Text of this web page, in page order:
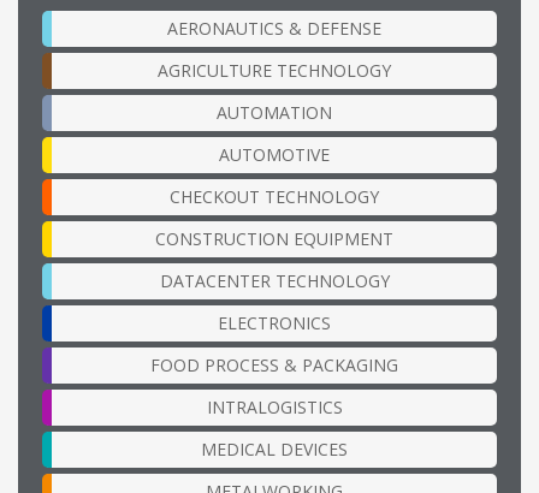
AERONAUTICS & DEFENSE
AGRICULTURE TECHNOLOGY
AUTOMATION
AUTOMOTIVE
CHECKOUT TECHNOLOGY
CONSTRUCTION EQUIPMENT
DATACENTER TECHNOLOGY
ELECTRONICS
FOOD PROCESS & PACKAGING
INTRALOGISTICS
MEDICAL DEVICES